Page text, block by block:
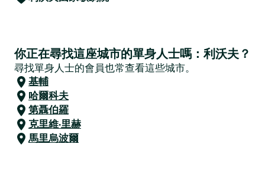
你正在尋找這座城市的單身人士嗎：利沃夫？
尋找單身人士的會員也常查看這些城市。
基輔
哈爾科夫
第聶伯羅
克里維·里赫
馬里烏波爾